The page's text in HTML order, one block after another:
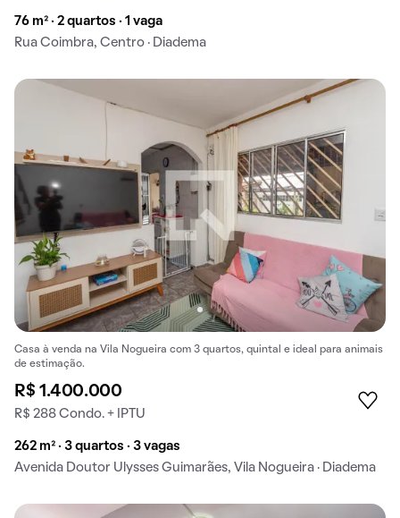
76 m² · 2 quartos · 1 vaga
Rua Coimbra, Centro · Diadema
Casa à venda na Vila Nogueira com 3 quartos, quintal e ideal para animais
de estimação.
R$ 1.400.000
R$ 288 Condo. + IPTU
262 m² · 3 quartos · 3 vagas
Avenida Doutor Ulysses Guimarães, Vila Nogueira · Diadema